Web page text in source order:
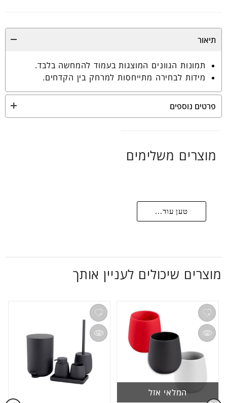
תיאור
תמונות הגוונים המוצגות בעמוד להמחשה בלבד.
מידות לבחירה מתייחסות למרחק בין הקדחים.
פרטים נוספים
מוצרים משלימים
טען עוד...
מוצרים שיכולים לעניין אותך
המלאי אזל